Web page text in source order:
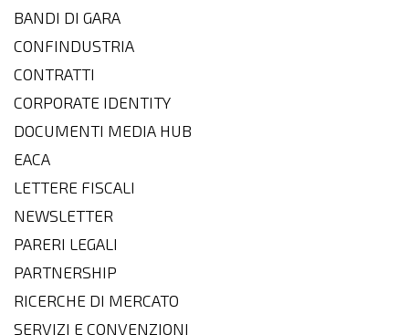
BANDI DI GARA
CONFINDUSTRIA
CONTRATTI
CORPORATE IDENTITY
DOCUMENTI MEDIA HUB
EACA
LETTERE FISCALI
NEWSLETTER
PARERI LEGALI
PARTNERSHIP
RICERCHE DI MERCATO
SERVIZI E CONVENZIONI